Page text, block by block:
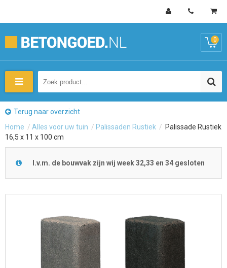
0
Terug naar overzicht
Home / Alles voor uw tuin / Palissaden Rustiek / Palissade Rustiek
16,5 x 11 x 100 cm
I.v.m. de bouwvak zijn wij week 32,33 en 34 gesloten